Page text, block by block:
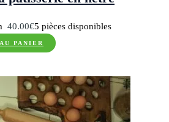
40.00€5 pièces disponibles
PANIER